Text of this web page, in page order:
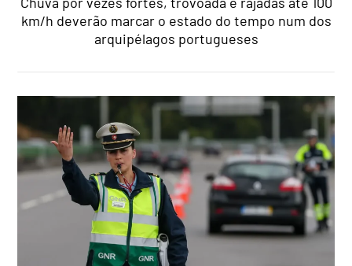
km/h deverão marcar o estado do tempo num dos
arquipélagos portugueses